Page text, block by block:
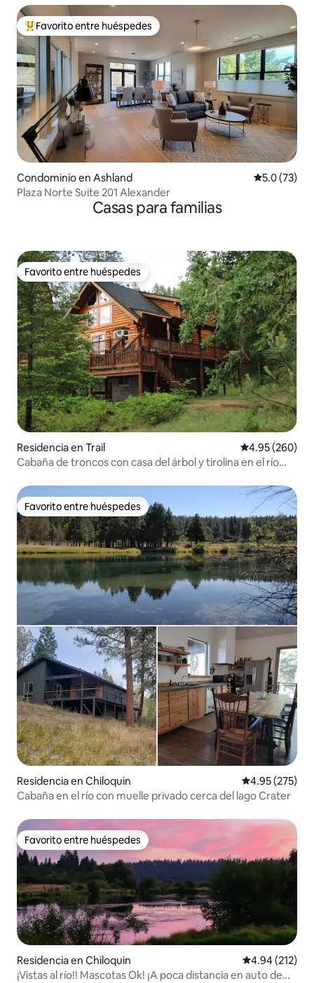
De los mejores en Favorito entre huéspedes
Favorito entre huéspedes
Condominio en Ashland Calificación
5.0 (73)
Plaza Norte Suite 201 Alexander
Casas para familias
Favorito entre huéspedes
Favorito entre huéspedes
Residencia en Trail Calificación
4.95 (260)
Cabaña de troncos con casa del árbol y tirolina en el río
Favorito entre huéspedes
Favorito entre huéspedes
Residencia en Chiloquin Calificación
4.95 (275)
Cabaña en el río con muelle privado cerca del lago Crater
Favorito entre huéspedes
Favorito entre huéspedes
Residencia en Chiloquin Calificación
4.94 (212)
¡Vistas al río!! Mascotas Ok! ¡A poca distancia en auto de